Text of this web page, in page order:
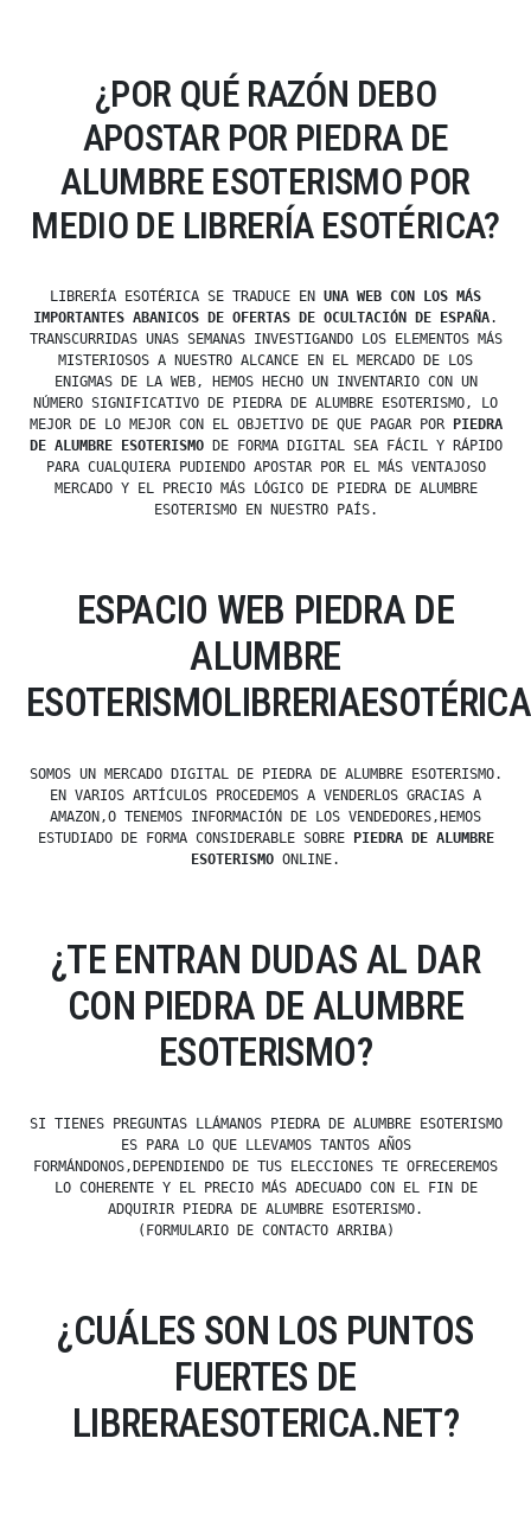
¿POR QUÉ RAZÓN DEBO
APOSTAR POR PIEDRA DE
ALUMBRE ESOTERISMO POR
MEDIO DE LIBRERÍA ESOTÉRICA?
LIBRERÍA ESOTÉRICA SE TRADUCE EN UNA WEB CON LOS MÁS
IMPORTANTES ABANICOS DE OFERTAS DE OCULTACIÓN DE ESPAÑA.
TRANSCURRIDAS UNAS SEMANAS INVESTIGANDO LOS ELEMENTOS MÁS
MISTERIOSOS A NUESTRO ALCANCE EN EL MERCADO DE LOS
ENIGMAS DE LA WEB, HEMOS HECHO UN INVENTARIO CON UN
NÚMERO SIGNIFICATIVO DE PIEDRA DE ALUMBRE ESOTERISMO, LO
MEJOR DE LO MEJOR CON EL OBJETIVO DE QUE PAGAR POR
PIEDRA
DE ALUMBRE ESOTERISMODE FORMA DIGITAL SEA FÁCIL Y RÁPIDO
PARA CUALQUIERA PUDIENDO APOSTAR POR EL MÁS VENTAJOSO
MERCADO Y EL PRECIO MÁS LÓGICO DE PIEDRA DE ALUMBRE
ESOTERISMO EN NUESTRO PAÍS.
ESPACIO WEB PIEDRA DE
ALUMBRE
SOMOS UN MERCADO DIGITAL DE PIEDRA DE ALUMBRE ESOTERISMO.
EN VARIOS ARTÍCULOS PROCEDEMOS A VENDERLOS GRACIAS A
AMAZON,O TENEMOS INFORMACIÓN DE LOS VENDEDORES,HEMOS
ESTUDIADO DE FORMA CONSIDERABLE SOBRE
PIEDRA DE ALUMBRE
ESOTERISMO ONLINE.
¿TE ENTRAN DUDAS AL DAR
CON PIEDRA DE ALUMBRE
ESOTERISMO?
SI TIENES PREGUNTAS LLÁMANOS PIEDRA DE ALUMBRE ESOTERISMO
ES PARA LO QUE LLEVAMOS TANTOS AÑOS
FORMÁNDONOS,DEPENDIENDO DE TUS ELECCIONES TE OFRECEREMOS
LO COHERENTE Y EL PRECIO MÁS ADECUADO CON EL FIN DE
ADQUIRIR PIEDRA DE ALUMBRE ESOTERISMO.
(FORMULARIO DE CONTACTO ARRIBA)
¿CUÁLES SON LOS PUNTOS
FUERTES DE
LIBRERAESOTERICA.NET?